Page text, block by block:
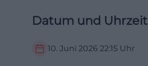
Datum und Uhrzeit
10. Juni 2026 22:15 Uhr